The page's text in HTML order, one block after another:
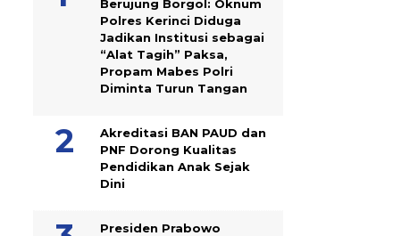
Berujung Borgol: Oknum
Polres Kerinci Diduga
Jadikan Institusi sebagai
“Alat Tagih” Paksa,
Propam Mabes Polri
Diminta Turun Tangan
Akreditasi BAN PAUD dan
PNF Dorong Kualitas
Pendidikan Anak Sejak
Dini
Presiden Prabowo